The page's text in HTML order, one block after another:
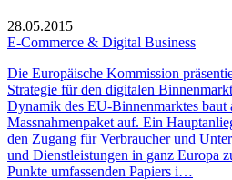
28.05.2015
E-Commerce & Digital Business
Die Europäische Kommission
Strategie für den digitalen
Dynamik des EU-Binnenmarktes baut
Massnahmenpaket auf. Ein
den Zugang für Verbraucher und
und Dienstleistungen in ganz Europa
Punkte umfassenden Papiers i…